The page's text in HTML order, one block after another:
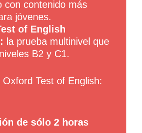
con contenido más
jóvenes.
of English
la prueba multinivel que
B2 y C1.
Oxford Test of English:
de sólo 2 horas